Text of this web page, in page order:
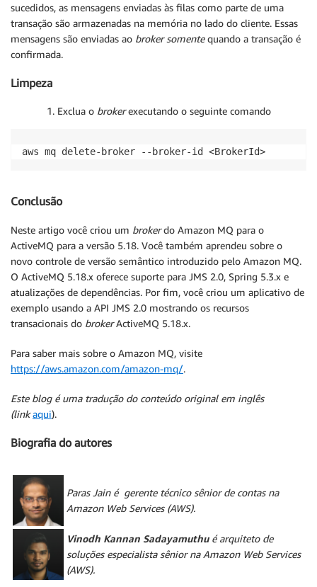
sucedidos, as mensagens enviadas às filas como parte de uma
transação são armazenadas na memória no lado do cliente. Essas
mensagens são enviadas ao broker somentequando a transação é
confirmada.
Limpeza
Exclua o brokerexecutando o seguinte comando
aws mq delete-broker --broker-id <BrokerId>
Conclusão
Neste artigo você criou um brokerdo Amazon MQ para o
ActiveMQ para a versão 5.18. Você também aprendeu sobre o
novo controle de versão semântico introduzido pelo Amazon MQ.
O ActiveMQ 5.18.x oferece suporte para JMS 2.0, Spring 5.3.x e
atualizações de dependências. Por fim, você criou um aplicativo de
exemplo usando a API JMS 2.0 mostrando os recursos
transacionais do brokerActiveMQ 5.18.x.
Para saber mais sobre o Amazon MQ, visite
https://aws.amazon.com/amazon-mq/.
Este blog é uma tradução do conteúdo original em inglês
(linkaqui).
Biografia do autores
Paras Jain é gerente técnico sênior de contas na
Amazon Web Services (AWS).
Vinodh Kannan Sadayamuthué arquiteto de
soluções especialista sêniorna Amazon Web Services
(AWS).